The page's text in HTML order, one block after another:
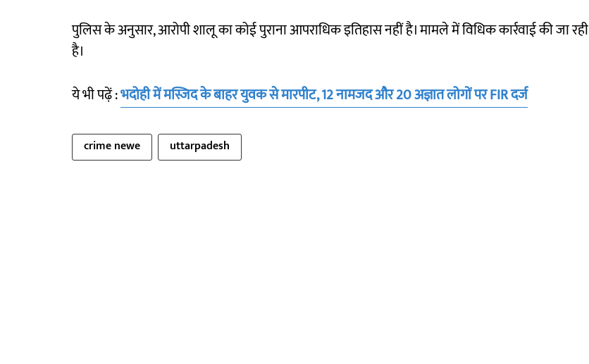
पुलिस के अनुसार, आरोपी शालू का कोई पुराना आपराधिक इतिहास नहीं है। मामले में विधिक कार्रवाई की जा रही
है।
ये भी पढ़ें :भदोही में मस्जिद के बाहर युवक से मारपीट, 12 नामजद और 20 अज्ञात लोगों पर FIR दर्ज
crime newe uttarpadesh